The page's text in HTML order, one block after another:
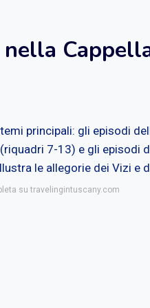
principali: gli episodi
7-13) e gli episodi
le allegorie dei Vizi e
su travelingintuscany.com